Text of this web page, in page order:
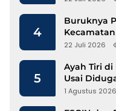
4
Buruknya
22 Juli 2026
5
Ayah Tiri
Usai
1 Agustus 2026